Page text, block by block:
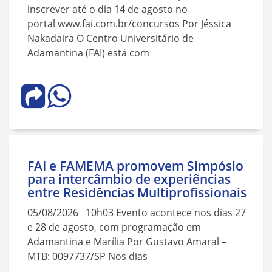
inscrever até o dia 14 de agosto no
portal www.fai.com.br/concursos Por Jéssica
Nakadaira O Centro Universitário de
Adamantina (FAI) está com
FAI e FAMEMA promovem Simpósio
para intercâmbio de experiências
entre Residências Multiprofissionais
05/08/2026 10h03 Evento acontece nos dias 27
e 28 de agosto, com programação em
Adamantina e Marília Por Gustavo Amaral –
MTB: 0097737/SP Nos dias